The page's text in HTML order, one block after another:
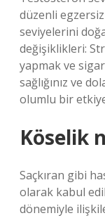
düzenli
seviyelerini
değişiklikleri:
yapmak ve
sağlığınız ve
olumlu bir
Köselik
Saçkıran gibi
olarak kabul
dönemiyle